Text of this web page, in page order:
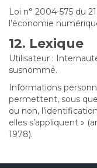
Loi n° 2004-575 du
l’économie
12. Lexique
Utilisateur :
susnommé.
Informations
permettent, sous
ou non,
elles s’appliquent »
1978).